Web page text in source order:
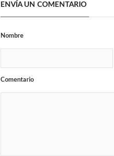
ENVÍA UN COMENTARIO
Nombre
Comentario